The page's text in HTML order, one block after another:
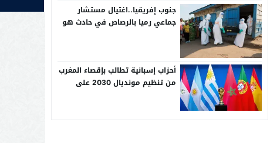
جنوب إفريقيا..اغتيال مستشار
جماعي رميا بالرصاص في حادث هو
أحزاب إسبانية تطالب بإقصاء المغرب
من تنظيم مونديال 2030 على